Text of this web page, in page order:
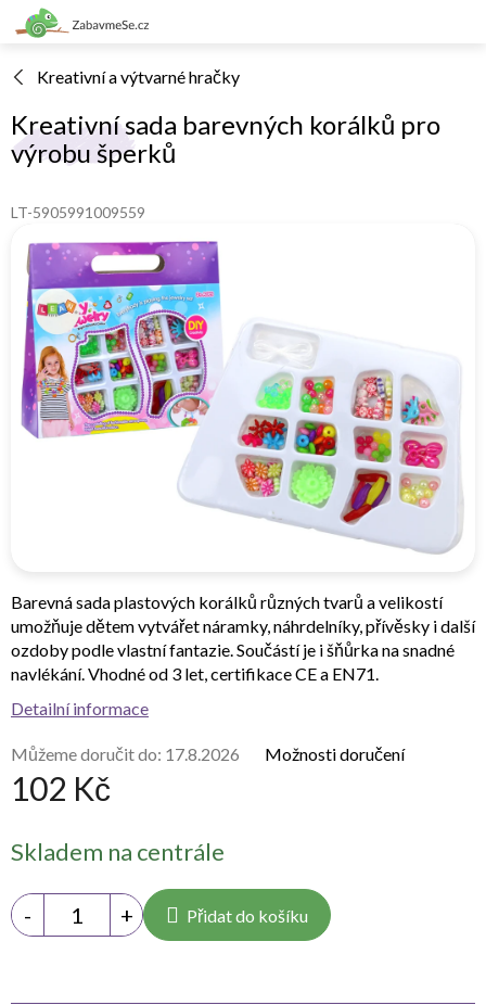
Přejít
na
Kreativní a výtvarné hračky
Kreativní sada barevných korálků pro
výrobu šperků
LT-5905991009559
102 Kč
cena:
Skladem na centrále
Můžeme doručit do: 17.8.2026 Možnosti doručení
Přidat do košíku
Barevná sada plastových korálků různých tvarů a velikostí
umožňuje dětem vytvářet náramky, náhrdelníky, přívěsky i další
ozdoby podle vlastní fantazie. Součástí je i šňůrka na snadné
navlékání. Vhodné od 3 let, certifikace CE a EN71.
Detailní informace